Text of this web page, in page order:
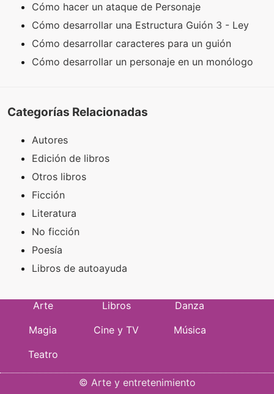
Cómo hacer un ataque de Personaje
Cómo desarrollar una Estructura Guión 3 - Ley
Cómo desarrollar caracteres para un guión
Cómo desarrollar un personaje en un monólogo
Categorías Relacionadas
Autores
Edición de libros
Otros libros
Ficción
Literatura
No ficción
Poesía
Libros de autoayuda
Arte Libros
Danza
Magia
Cine y TV
Música
Teatro
© Arte y entretenimiento